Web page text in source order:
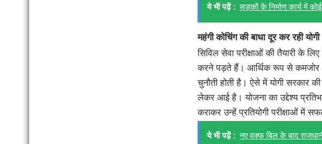
ये भी पढ़ें : सड़कों के निर्माण कार्य में
महंगी कोचिंग की बाधा दूर कर रही
सिविल सेवा परीक्षाओं की तैयारी के
करने पड़ते हैं। आर्थिक रूप से कमजोर
चुनौती होती है। ऐसे में योगी सरकार
लेकर आई है। योजना का उद्देश्य
कराकर उन्हें प्रतियोगी परीक्षाओं में
ये भी पढ़ें : नए वक्फ बिल के बाद